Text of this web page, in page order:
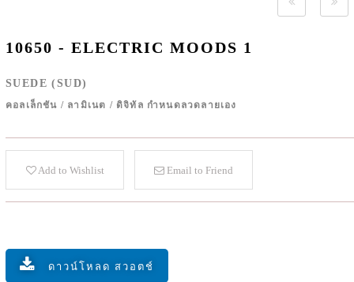
10650 - ELECTRIC MOODS 1
SUEDE (SUD)
คอลเล็กชัน / ลามิเนต / ดิจิทัล กำหนดลวดลายเอง
Add to Wishlist Email to Friend
ดาวน์โหลด สวอตช์